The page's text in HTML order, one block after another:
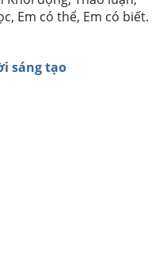
Em có thể, Em có biết.
sáng tạo